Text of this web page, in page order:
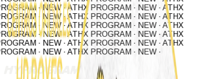
· NEW · ATHX PROGRAM · NEW · ATHX
· NEW · ATHX PROGRAM · NEW · ATHX
· NEW · ATHX PROGRAM · NEW · ATHX
· NEW · ATHX PROGRAM · NEW · ATHX
· NEW · ATHX PROGRAM · NEW · ATHX
· NEW · ATHX PROGRAM · NEW ·